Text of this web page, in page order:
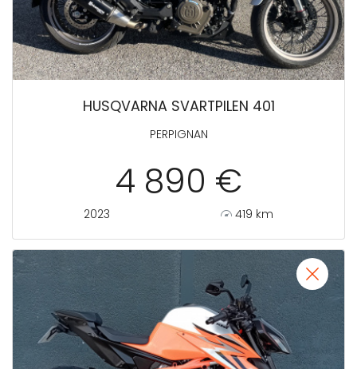
HUSQVARNA SVARTPILEN 401
PERPIGNAN
4 890 €
2023 419 km